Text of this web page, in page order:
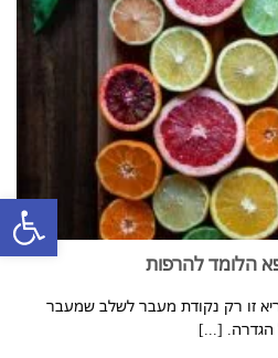
פתח
הלומד להרפות
זו רק נקודת מעבר לשלב שמעבר
[...]